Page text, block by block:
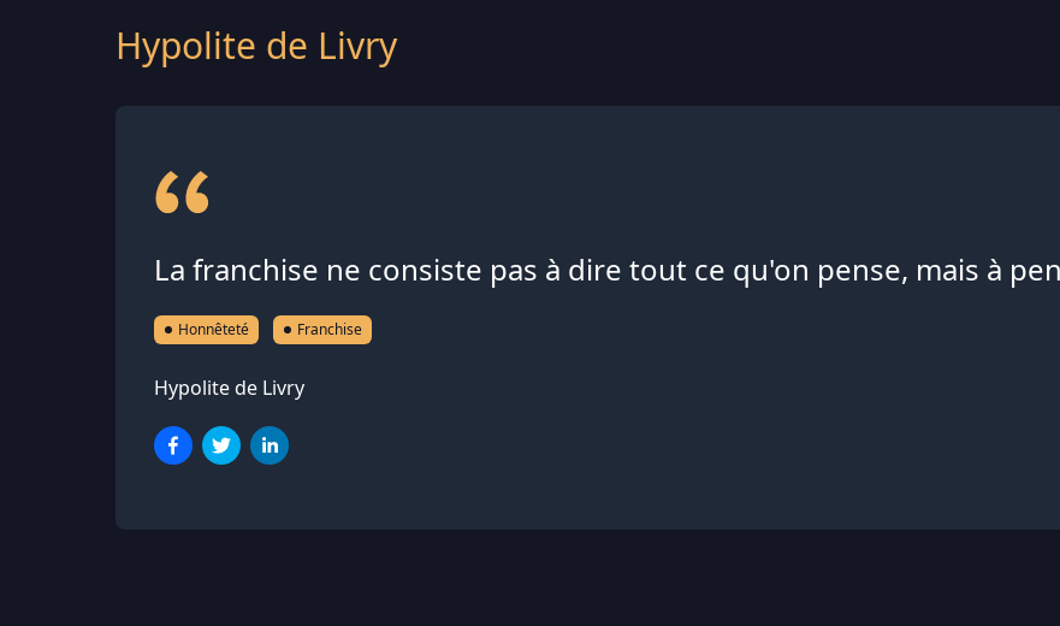
Hypolite de Livry
La franchise ne consiste pas à dire tout ce qu'on pense, mais à
Honnêteté Franchise
Hypolite de Livry